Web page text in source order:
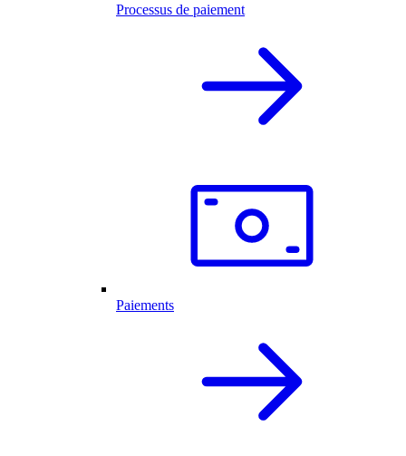
Processus de paiement
Paiements